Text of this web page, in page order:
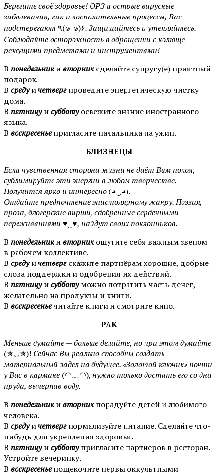
Берегите своё здоровье! ОРЗ и острые вирусные
заболевания, как и воспалительные процессы, Вас
подстерегают
٩(๏_๏)۶. Защищайтесь и утепляйтесь.
Соблюдайте осторожность в обращении с колюще-
режущими предметами и инструментами!
В понедельникивторниксделайте супругу(е) приятный
подарок.
В средуичетвергпроведите энергетическую чистку
дома.
В пятницуисубботуосвежите знание иностранного
языка.
В воскресеньепригласите начальника на ужин.
БЛИЗНЕЦЫ
Если чувственная сторона жизни не даёт Вам покоя,
сублимируйте эти энергии в любом творчестве.
Получится ярко и интересно (◕‿◕).
Отдайте предпочтение эпистолярному жанру. Поэзия,
проза, блогерские вирши, сдобренные сердечными
переживаниями ♥‿♥, найдут своих поклонников.
В понедельникивторникощутите себя важным звеном
в рабочем коллективе.
В средуичетвергскажите партнёрам хорошие, добрые
слова поддержки и одобрения их действий.
В пятницуисубботуможно потратить часть денег,
желательно на продукты и книги.
В воскресеньечитайте книги и смотрите кино.
РАК
Меньше думайте — больше делайте, но при этом думайте
(✯◡✯)! Сейчас Вы реально способны создать
материальный задел на будущее. «Золотой ключик» почти
у Вас в кармане (◠﹏◠), нужно только достать его со дна
пруда, вычерпав воду.
В понедельникивторникпорадуйте детей и любимого
человека.
В средуичетвергнормализуйте питание. Сделайте что-
нибудь для укрепления здоровья.
В пятницуисубботупригласите партнеров в ресторан.
Устройте вечеринку.
В воскресеньепощекочите нервы оккультными